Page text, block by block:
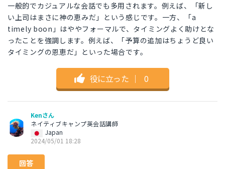
一般的でカジュアルな会話でも多用されます。例えば、「新し
い上司はまさに神の恵みだ」という感じです。一方、「a
timely boon」はややフォーマルで、タイミングよく助けとな
ったことを強調します。例えば、「予算の追加はちょうど良い
タイミングの恩恵だ」といった場合です。
役に立った ｜ 0
Kenさん
ネイティブキャンプ英会話講師
Japan
2024/05/01 18:28
回答